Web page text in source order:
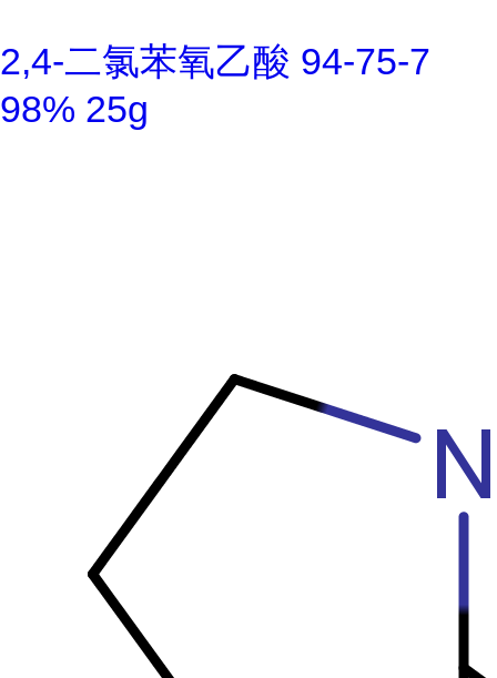
2,4-二氯苯氧乙酸 94-75-7
98% 25g